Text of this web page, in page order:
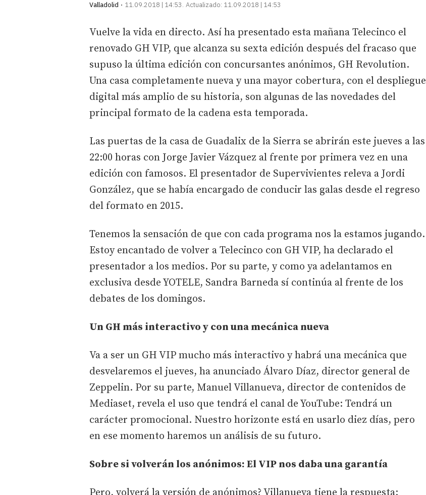
Valladolid 11.09.2018 | 14:53 Actualizado: 11.09.2018 | 14:53
Vuelve la vida en directo. Así ha presentado esta mañana Telecinco el
renovado GH VIP, que alcanza su sexta edición después del fracaso que
supuso la última edición con concursantes anónimos, GH Revolution.
Una casa completamente nueva y una mayor cobertura, con el despliegue
digital más amplio de su historia, son algunas de las novedades del
principal formato de la cadena esta temporada.
Las puertas de la casa de Guadalix de la Sierra se abrirán este jueves a las
22:00 horas con Jorge Javier Vázquez al frente por primera vez en una
edición con famosos. El presentador de Supervivientes releva a Jordi
González, que se había encargado de conducir las galas desde el regreso
del formato en 2015.
Tenemos la sensación de que con cada programa nos la estamos jugando.
Estoy encantado de volver a Telecinco con GH VIP, ha declarado el
presentador a los medios. Por su parte, y como ya adelantamos en
exclusiva desde YOTELE, Sandra Barneda sí continúa al frente de los
debates de los domingos.
Un GH más interactivo y con una mecánica nueva
Va a ser un GH VIP mucho más interactivo y habrá una mecánica que
desvelaremos el jueves, ha anunciado Álvaro Díaz, director general de
Zeppelin. Por su parte, Manuel Villanueva, director de contenidos de
Mediaset, revela el uso que tendrá el canal de YouTube: Tendrá un
carácter promocional. Nuestro horizonte está en usarlo diez días, pero
en ese momento haremos un análisis de su futuro.
Sobre si volverán los anónimos: El VIP nos daba una garantía